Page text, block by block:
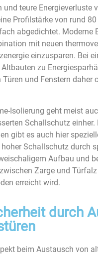
und teure Energieverluste
Profilstärke von rund
abgedichtet. Moderne
mit neuen
einzusparen. Bei
zu
und Fenstern daher
Isolierung geht meist
Schallschutz einher.
gibt es auch hier
Schallschutz durch
Aufbau und
Zarge und
erreicht wird.
durch
beim Austausch von